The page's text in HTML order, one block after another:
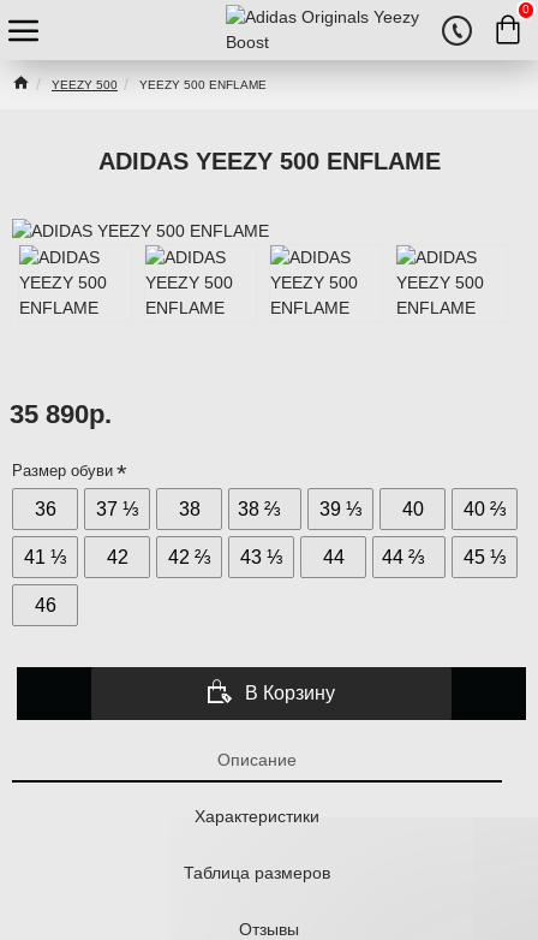
0
YEEZY 500 YEEZY 500 ENFLAME
ADIDAS YEEZY 500 ENFLAME
Описание
Характеристики
Таблица размеров
Отзывы
35 890р.
Размер обуви
36 37 ⅓ 38 38 ⅔ 39 ⅓ 40 40 ⅔
41 ⅓ 42 42 ⅔ 43 ⅓ 44 44 ⅔ 45 ⅓
46
В Корзину